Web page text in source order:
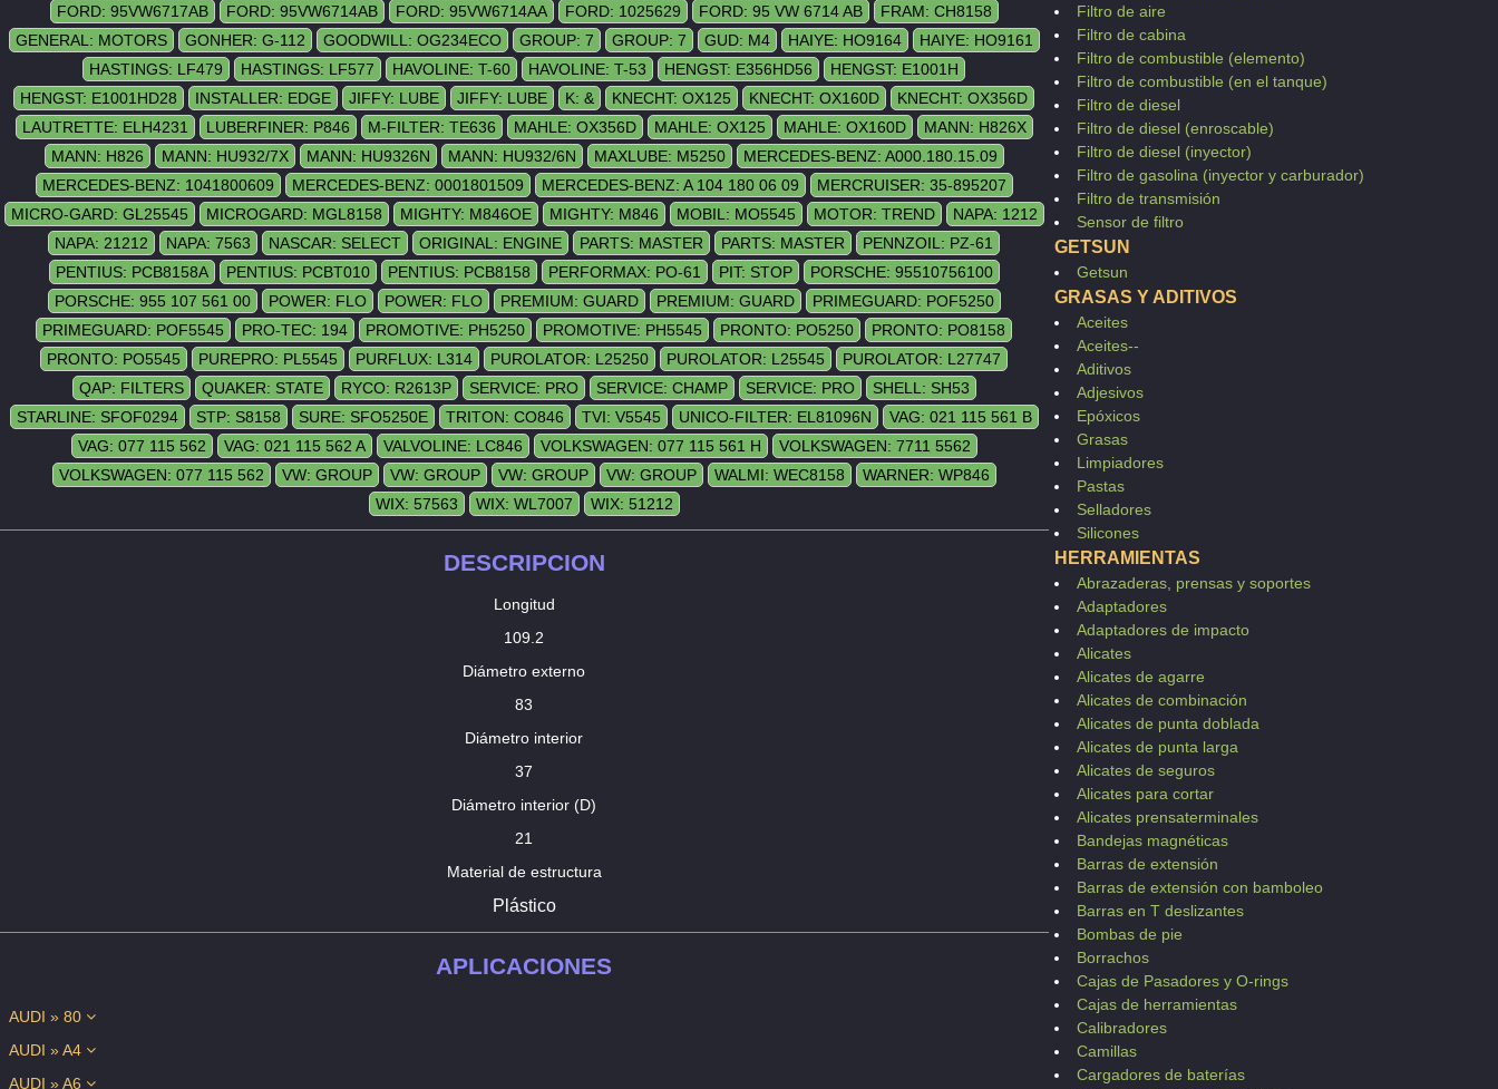
Filtro de aire
Filtro de cabina
Filtro de combustible (elemento)
Filtro de combustible (en el tanque)
Filtro de diesel
Filtro de diesel (enroscable)
Filtro de diesel (inyector)
Filtro de gasolina (inyector y carburador)
Filtro de transmisión
Sensor de filtro
GETSUN
Getsun
GRASAS Y ADITIVOS
Aceites
Aceites--
Aditivos
Adjesivos
Epóxicos
Grasas
Limpiadores
Pastas
Selladores
Silicones
HERRAMIENTAS
Abrazaderas, prensas y soportes
Adaptadores
Adaptadores de impacto
Alicates
Alicates de agarre
Alicates de combinación
Alicates de punta doblada
Alicates de punta larga
Alicates de seguros
Alicates para cortar
Alicates prensaterminales
Bandejas magnéticas
Barras de extensión
Barras de extensión con bamboleo
Barras en T deslizantes
Bombas de pie
Borrachos
Cajas de Pasadores y O-rings
Cajas de herramientas
Calibradores
Camillas
Cargadores de baterías
FORD: 95VW6717AB
FORD: 95VW6714AB FORD: 95VW6714AA FORD: 1025629 FORD: 95 VW 6714 AB
FRAM: CH8158
GENERAL: MOTORS
GONHER: G-112 GOODWILL: OG234ECO GROUP: 7 GROUP: 7 GUD: M4 HAIYE: HO9164
HAIYE: HO9161
HASTINGS: LF479
HASTINGS: LF577 HAVOLINE: T-60 HAVOLINE: T-53 HENGST: E356HD56
HENGST: E1001H
HENGST: E1001HD28
INSTALLER: EDGE JIFFY: LUBE JIFFY: LUBE K: & KNECHT: OX125 KNECHT: OX160D
KNECHT: OX356D
LAUTRETTE: ELH4231
LUBERFINER: P846 M-FILTER: TE636 MAHLE: OX356D MAHLE: OX125 MAHLE: OX160D
MANN: H826X
MANN: H826
MANN: HU932/7X MANN: HU9326N MANN: HU932/6N MAXLUBE: M5250
MERCEDES-BENZ: A000.180.15.09
MERCEDES-BENZ: 1041800609
MERCEDES-BENZ: 0001801509 MERCEDES-BENZ: A 104 180 06 09
MERCRUISER: 35-895207
MICRO-GARD: GL25545
MICROGARD: MGL8158 MIGHTY: M846OE MIGHTY: M846 MOBIL: MO5545 MOTOR: TREND
NAPA: 1212
NAPA: 21212
NAPA: 7563 NASCAR: SELECT ORIGINAL: ENGINE PARTS: MASTER PARTS: MASTER
PENNZOIL: PZ-61
PENTIUS: PCB8158A
PENTIUS: PCBT010 PENTIUS: PCB8158 PERFORMAX: PO-61 PIT: STOP
PORSCHE: 95510756100
PORSCHE: 955 107 561 00
POWER: FLO POWER: FLO PREMIUM: GUARD PREMIUM: GUARD
PRIMEGUARD: POF5250
PRIMEGUARD: POF5545
PRO-TEC: 194 PROMOTIVE: PH5250 PROMOTIVE: PH5545 PRONTO: PO5250
PRONTO: PO8158
PRONTO: PO5545
PUREPRO: PL5545 PURFLUX: L314 PUROLATOR: L25250 PUROLATOR: L25545
PUROLATOR: L27747
QAP: FILTERS
QUAKER: STATE RYCO: R2613P SERVICE: PRO SERVICE: CHAMP SERVICE: PRO
SHELL: SH53
STARLINE: SFOF0294
STP: S8158 SURE: SFO5250E TRITON: CO846 TVI: V5545 UNICO-FILTER: EL81096N
VAG: 021 115 561 B
VAG: 077 115 562
VAG: 021 115 562 A VALVOLINE: LC846 VOLKSWAGEN: 077 115 561 H
VOLKSWAGEN: 7711 5562
VOLKSWAGEN: 077 115 562
VW: GROUP VW: GROUP VW: GROUP VW: GROUP WALMI: WEC8158
WARNER: WP846
WIX: 57563
WIX: WL7007 WIX: 51212
DESCRIPCION
Longitud
109.2
Diámetro externo
83
Diámetro interior
37
Diámetro interior (D)
21
Material de estructura
Plástico
APLICACIONES
AUDI » 80
AUDI » A4
AUDI » A6